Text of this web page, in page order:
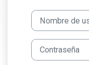
Saltar a creación
Nombre de
Contraseña